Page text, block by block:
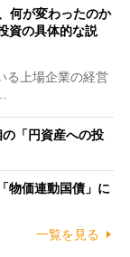
何が変わったのか
資の具体的な説
る上場企業の経営
の「円資産への投
物価連動国債」に
一覧を見る